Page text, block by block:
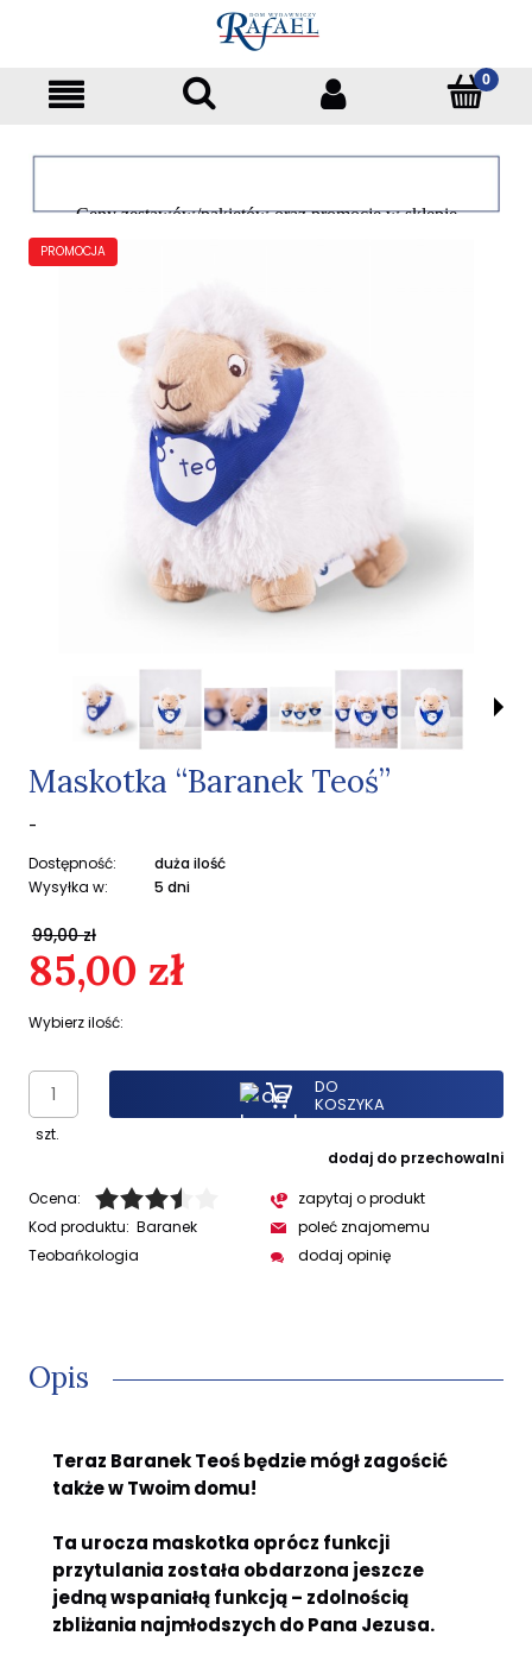
Ceny zestawów/pakietów oraz promocje w sklepie
dotyczą tylko klientów indywidualnych
PROMOCJA
Maskotka “Baranek Teoś”
-
Dostępność:
duża ilość
Wysyłka w:
5 dni
85,00 zł
Wybierz ilość:
99,00 zł
szt.
DO
KOSZYKA
dodaj do przechowalni
Ocena:
Kod produktu: Baranek
Teobańkologia
zapytaj o produkt
poleć znajomemu
dodaj opinię
Opis
Teraz Baranek Teoś będzie mógł zagościć
także w Twoim domu!
Ta urocza maskotka oprócz funkcji
przytulania została obdarzona jeszcze
jedną wspaniałą funkcją – zdolnością
zbliżania najmłodszych do Pana Jezusa.